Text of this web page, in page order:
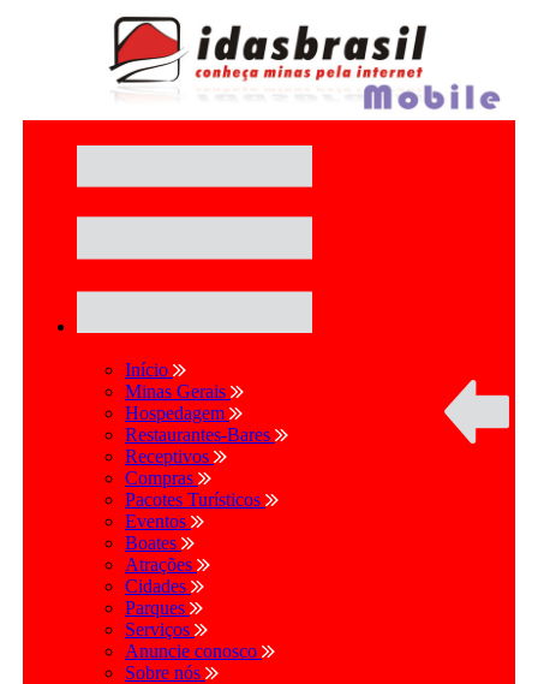
Início
Minas Gerais
Hospedagem
Restaurantes-Bares
Receptivos
Compras
Pacotes Turísticos
Eventos
Boates
Atrações
Cidades
Parques
Serviços
Anuncie conosco
Sobre nós